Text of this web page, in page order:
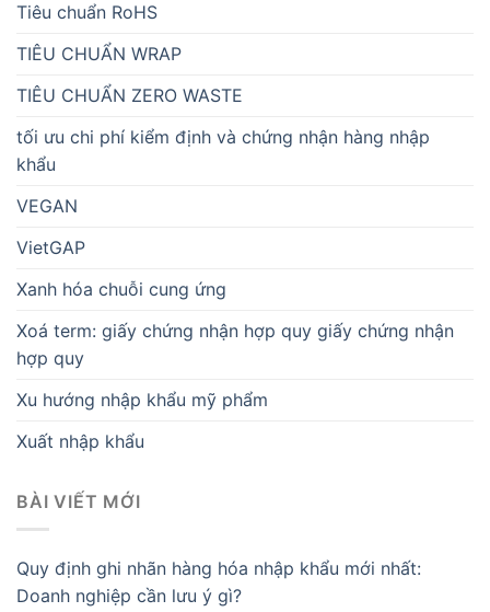
Tiêu chuẩn RoHS
TIÊU CHUẨN WRAP
TIÊU CHUẨN ZERO WASTE
tối ưu chi phí kiểm định và chứng nhận hàng nhập
khẩu
VEGAN
VietGAP
Xanh hóa chuỗi cung ứng
Xoá term: giấy chứng nhận hợp quy giấy chứng nhận
hợp quy
Xu hướng nhập khẩu mỹ phẩm
Xuất nhập khẩu
BÀI VIẾT MỚI
Quy định ghi nhãn hàng hóa nhập khẩu mới nhất:
Doanh nghiệp cần lưu ý gì?